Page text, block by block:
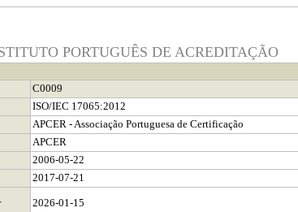
PORTUGUÊS DE ACREDITAÇÃO
C0009
ISO/IEC 17065:2012
APCER - Associação Portuguesa de Certificação
APCER
2006-05-22
2017-07-21
2026-01-15